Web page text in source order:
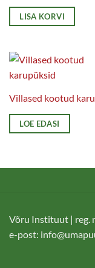
LISA KORVI
Villased kootud
LOE EDASI
Võru Instituut | reg.
e-post: